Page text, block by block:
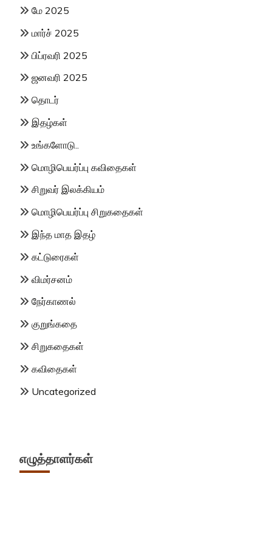
மே 2025
மார்ச் 2025
பிப்ரவரி 2025
ஜனவரி 2025
தொடர்
இதழ்கள்
உங்களோடு..
மொழிபெயர்ப்பு கவிதைகள்
சிறுவர் இலக்கியம்
மொழிபெயர்ப்பு சிறுகதைகள்
இந்த மாத இதழ்
கட்டுரைகள்
விமர்சனம்
நேர்காணல்
குறுங்கதை
சிறுகதைகள்
கவிதைகள்
Uncategorized
எழுத்தாளர்கள்